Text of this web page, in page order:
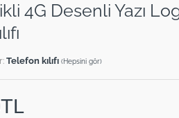
4G Desenli Yazı
Telefon kılıfı (Hepsini gör)